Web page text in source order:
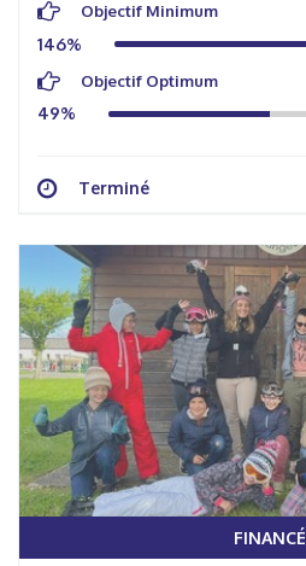
Objectif Minimum
146%
Objectif Optimum
49%
Terminé
FINANCÉ